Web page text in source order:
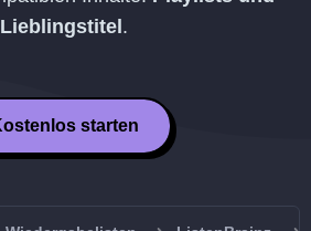
Lieblingstitel .
starten